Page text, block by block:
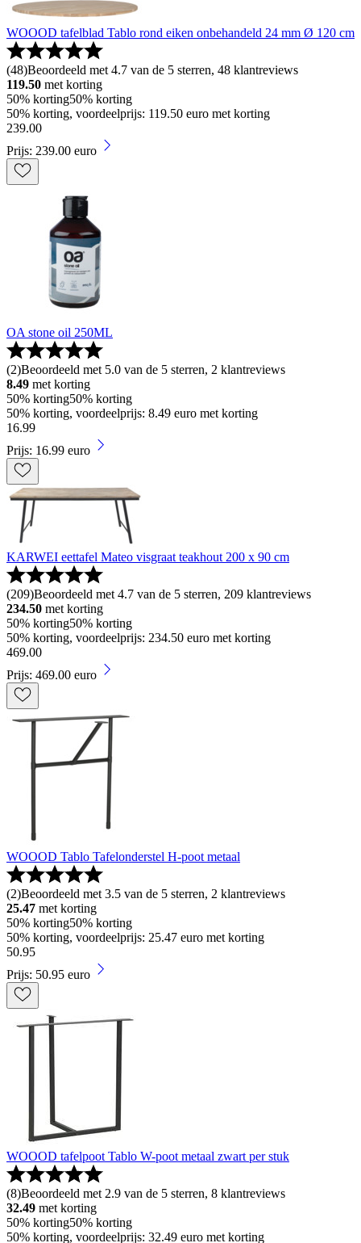
WOOOD tafelblad Tablo rond eiken onbehandeld 24 mm Ø 120 cm
(48)Beoordeeld met 4.7 van de 5 sterren, 48 klantreviews
119.50 met korting
50% korting50% korting
50% korting, voordeelprijs: 119.50 euro met korting
239.00
Prijs: 239.00 euro
OA stone oil 250ML
(2)Beoordeeld met 5.0 van de 5 sterren, 2 klantreviews
8.49 met korting
50% korting50% korting
50% korting, voordeelprijs: 8.49 euro met korting
16.99
Prijs: 16.99 euro
KARWEI eettafel Mateo visgraat teakhout 200 x 90 cm
(209)Beoordeeld met 4.7 van de 5 sterren, 209 klantreviews
234.50 met korting
50% korting50% korting
50% korting, voordeelprijs: 234.50 euro met korting
469.00
Prijs: 469.00 euro
WOOOD Tablo Tafelonderstel H-poot metaal
(2)Beoordeeld met 3.5 van de 5 sterren, 2 klantreviews
25.47 met korting
50% korting50% korting
50% korting, voordeelprijs: 25.47 euro met korting
50.95
Prijs: 50.95 euro
WOOOD tafelpoot Tablo W-poot metaal zwart per stuk
(8)Beoordeeld met 2.9 van de 5 sterren, 8 klantreviews
32.49 met korting
50% korting50% korting
50% korting, voordeelprijs: 32.49 euro met korting